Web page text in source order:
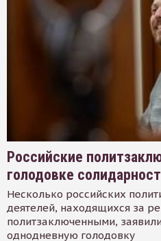
Российские
голодовке
Несколько российских
деятелей, находящихся за
политзаключенными,
однодневную голодовку